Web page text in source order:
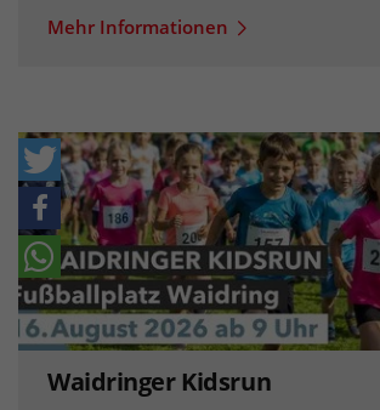
Mehr Informationen
Waidringer Kidsrun